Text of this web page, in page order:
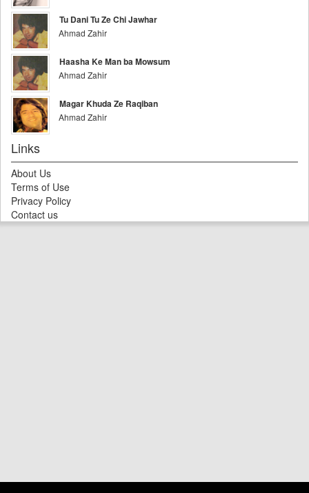
Tu Dani Tu Ze Chi Jawhar
Ahmad Zahir
Haasha Ke Man ba Mowsum
Ahmad Zahir
Magar Khuda Ze Raqiban
Ahmad Zahir
Links
About Us
Terms of Use
Privacy Policy
Contact us